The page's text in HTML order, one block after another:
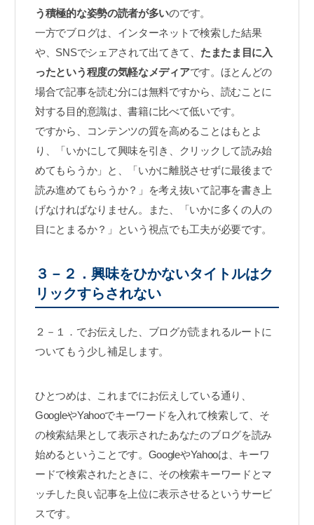
う積極的な姿勢の読者が多いのです。
一方でブログは、インターネットで検索した結果
や、SNSでシェアされて出てきて、 たまたま目に入
ったという程度の気軽なメディアです。ほとんどの
場合で記事を読む分には無料ですから、読むことに
対する目的意識は、書籍に比べて低いです。
ですから、コンテンツの質を高めることはもとよ
り、「いかにして興味を引き、クリックして読み始
めてもらうか」と、「いかに離脱させずに最後まで
読み進めてもらうか？」を考え抜いて記事を書き上
げなければなりません。また、「いかに多くの人の
目にとまるか？」という視点でも工夫が必要です。
３－２．興味をひかないタイトルはク
リックすらされない
２－１．でお伝えした、ブログが読まれるルートに
ついてもう少し補足します。
ひとつめは、これまでにお伝えしている通り、
GoogleやYahooでキーワードを入れて検索して、そ
の検索結果として表示されたあなたのブログを読み
始めるということです。GoogleやYahooは、キーワ
ードで検索されたときに、その検索キーワードとマ
ッチした良い記事を上位に表示させるというサービ
スです。